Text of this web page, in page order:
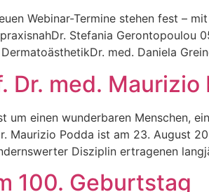
Webinar-Termine stehen fest –
Stefania Gerontopoulou
med. Daniela
Dr. med. Maurizio
um einen wunderbaren Menschen,
Maurizio Podda ist am 23. August
Disziplin ertragenen
100. Geburtstag